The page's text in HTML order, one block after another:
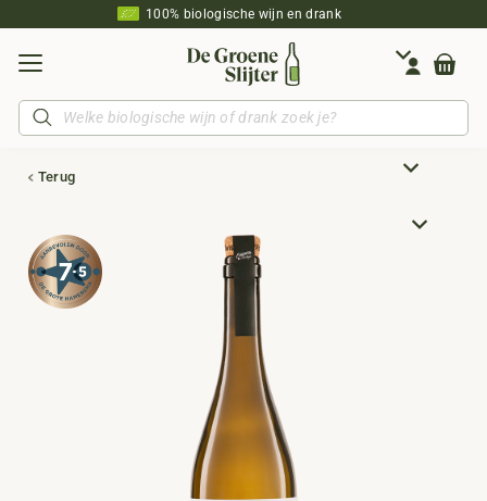
100% biologische wijn en drank
Producten
zoeken
Terug